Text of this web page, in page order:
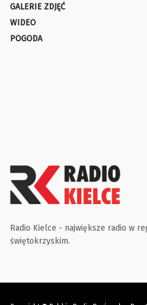
GALERIE ZDJĘĆ
WIDEO
POGODA
Radio Kielce - największe radio w
świętokrzyskim.